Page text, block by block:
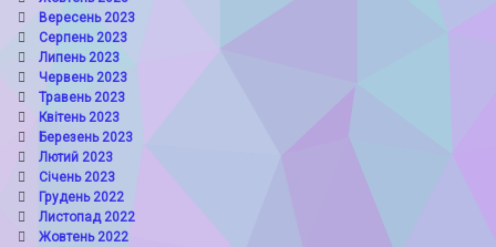
Вересень 2023
Серпень 2023
Липень 2023
Червень 2023
Травень 2023
Квітень 2023
Березень 2023
Лютий 2023
Січень 2023
Грудень 2022
Листопад 2022
Жовтень 2022